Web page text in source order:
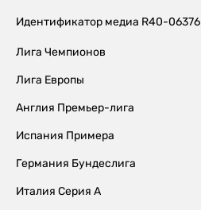
Идентификатор медиа R40-06376
Лига Чемпионов
Лига Европы
Англия Премьер-лига
Испания Примера
Германия Бундеслига
Италия Серия А